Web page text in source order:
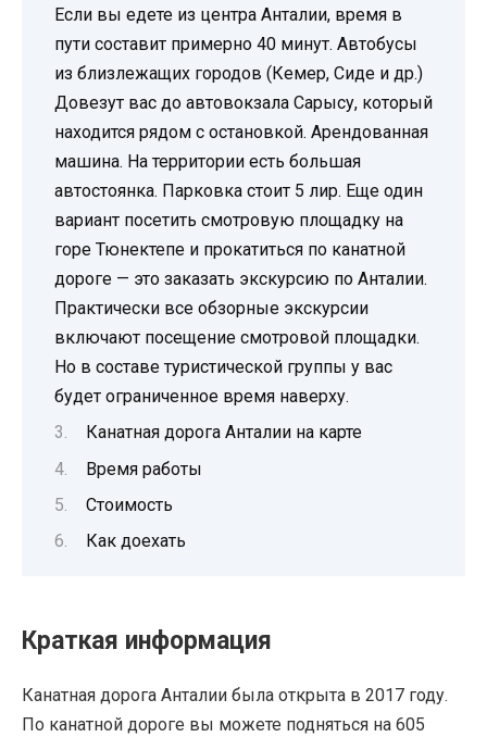
Если вы едете из центра Анталии, время в
пути составит примерно 40 минут. Автобусы
из близлежащих городов (Кемер, Сиде и др.)
Довезут вас до автовокзала Сарысу, который
находится рядом с остановкой. Арендованная
машина. На территории есть большая
автостоянка. Парковка стоит 5 лир. Еще один
вариант посетить смотровую площадку на
горе Тюнектепе и прокатиться по канатной
дороге — это заказать экскурсию по Анталии.
Практически все обзорные экскурсии
включают посещение смотровой площадки.
Но в составе туристической группы у вас
будет ограниченное время наверху.
Канатная дорога Анталии на карте
Время работы
Стоимость
Как доехать
Краткая информация
Канатная дорога Анталии была открыта в 2017 году.
По канатной дороге вы можете подняться на 605